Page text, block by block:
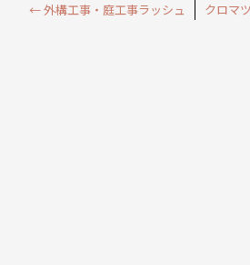
←外構工事・庭工事ラッシュ クロマ